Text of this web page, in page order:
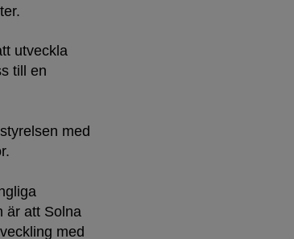
utveckla
till en
med
är att Solna
med